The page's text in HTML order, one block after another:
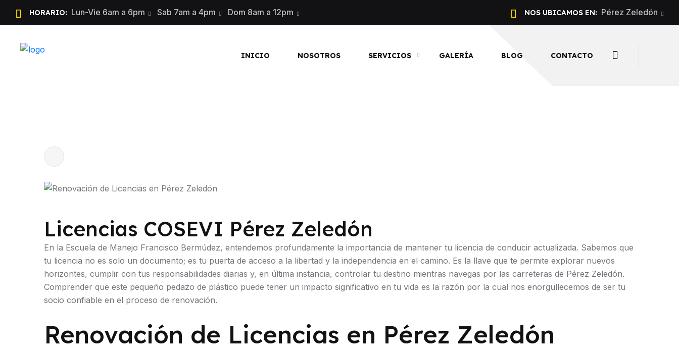
HORARIO: Lun-Vie 6am a 6pm Sab 7am a 4pm Dom 8am a 12pm NOS UBICAMOS EN: Pérez Zeledón
INICIO NOSOTROS SERVICIOS GALERÍA BLOG CONTACTO
Licencias COSEVI Pérez Zeledón
En la Escuela de Manejo Francisco Bermúdez, entendemos profundamente la importancia de mantener tu licencia de conducir actualizada. Sabemos que
tu licencia no es solo un documento; es tu puerta de acceso a la libertad y la independencia en el camino. Es la llave que te permite explorar nuevos
horizontes, cumplir con tus responsabilidades diarias y, en última instancia, controlar tu destino mientras navegas por las carreteras de Pérez Zeledón.
Comprender que este pequeño pedazo de plástico puede tener un impacto significativo en tu vida es la razón por la cual nos enorgullecemos de ser tu
socio confiable en el proceso de renovación.
Renovación de Licencias en Pérez Zeledón